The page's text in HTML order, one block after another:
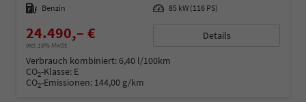
Kraftstoff Benzin Leistung 85 kW (116 PS)
24.490,– €
incl. 19% MwSt.
Details
Verbrauch kombiniert:6,40 l/100km
CO2-Klasse: E
CO2-Emissionen: 144,00 g/km